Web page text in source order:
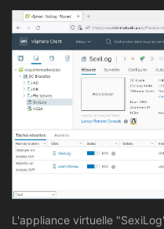
L'appliance virtuelle